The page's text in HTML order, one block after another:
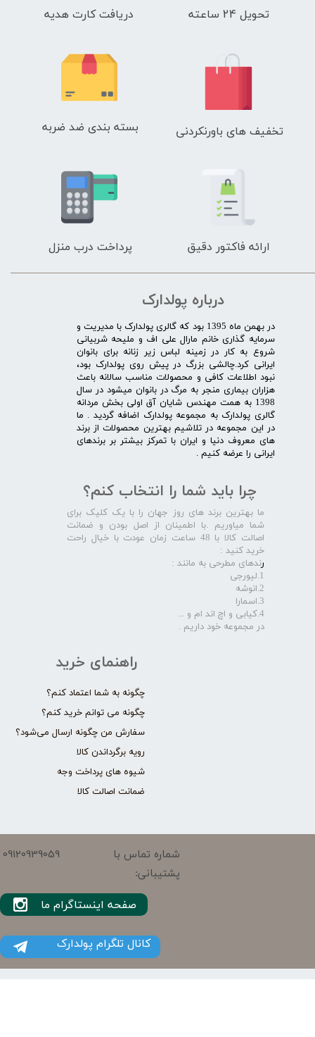
تحویل 24 ساعته دریافت کارت هدیه
تخفیف های باورنکردنی بسته بندی ضد ضربه
ارائه فاکتور دقیق پرداخت درب منزل
درباره پولدارک
در بهمن ماه 1395 بود که گالری پولدارک با مدیریت و
سرمایه گذاری خانم مارال علی اف و ملیحه شربیانی
شروع به کار در زمینه لباس زیر زنانه برای بانوان
ایرانی کرد.چالشی بزرگ در پیش روی پولدارک بود،
نبود اطلاعات کافی و محصولات مناسب سالانه باعث
هزاران بیماری منجر به مرگ در بانوان میشود در سال
1398 به همت مهندس شایان آق اولی بخش مردانه
گالری پولدارک به مجموعه پولدارک اضافه گردید . ما
در این مجموعه در تلاشیم بهترین محصولات از برند
های معروف دنیا و ایران با تمرکز بیشتر بر برندهای
ایرانی را عرضه کنیم .​​​​​​​
راهنمای خرید
چگونه به شما اعتماد کنم؟
چگونه می توانم خرید کنم؟
سفارش من چگونه ارسال می‌شود؟
رویه برگرداندن کالا
شیوه های پرداخت وجه
ضمانت اصالت کالا
چرا باید شما را انتخاب کنم؟
ما بهترین برند های روز جهان را با یک کلیک برای
شما میاوریم .با اطمینان از اصل بودن و ضمانت
اصالت کالا با 48 ساعت زمان عودت با خیال راحت
خرید کنید :
رندهای مطرحی به مانند :
1.لیورجی
2.انوشه
3.اسمارا
4.کیابی و اچ اند ام و ...
در مجموعه خود داریم .​​​​​​​
شماره تماس با
پشتیبانی:
09120939059
کانال تلگرام پولدارک
صفحه اینستاگرام ما